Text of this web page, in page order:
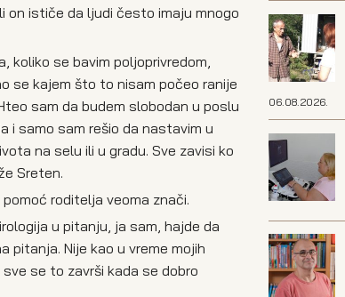
on ističe da ljudi često imaju mnogo
koliko se bavim poljoprivredom,
se kajem što to nisam počeo ranije
sam da budem slobodan u poslu
i samo sam rešio da nastavim u
na selu ili u gradu. Sve zavisi ko
Sreten.
roditelja veoma znači.
u pitanju, ja sam, hajde da
pitanja. Nije kao u vreme mojih
se to završi kada se dobro
06.08.2026.